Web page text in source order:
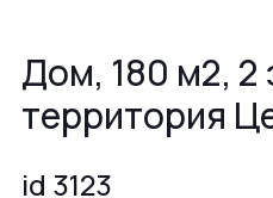
Дом, 180 м2, 2
территория
id 3123